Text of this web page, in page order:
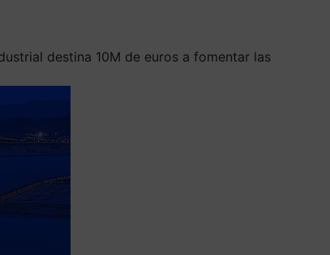
destina 10M de euros a fomentar las